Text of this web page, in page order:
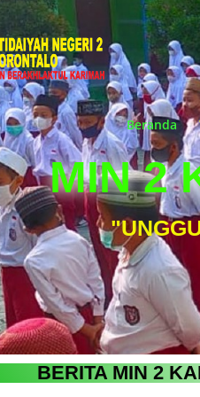
Beranda
MIN 2
BERITA MIN 2